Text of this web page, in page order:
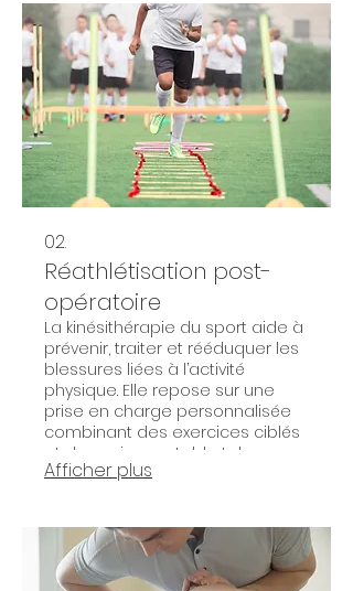
optimale et un retour au sport
en toute sécurité.
02.
Réathlétisation post-
opératoire
La kinésithérapie du sport aide à
prévenir, traiter et rééduquer les
blessures liées à l’activité
physique. Elle repose sur une
prise en charge personnalisée
combinant des exercices ciblés
et des soins sur table tels que
massages, mobilisations et
optimale et un retour au sport
en toute sécurité.
Afficher plus